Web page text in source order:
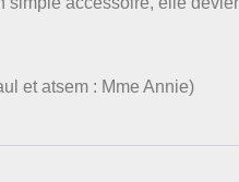
et atsem : Mme Annie)